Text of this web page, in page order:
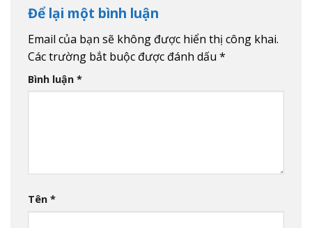
Để lại một bình luận
Email của bạn sẽ không được hiển thị công khai.
Các trường bắt buộc được đánh dấu *
Bình luận *
Tên *